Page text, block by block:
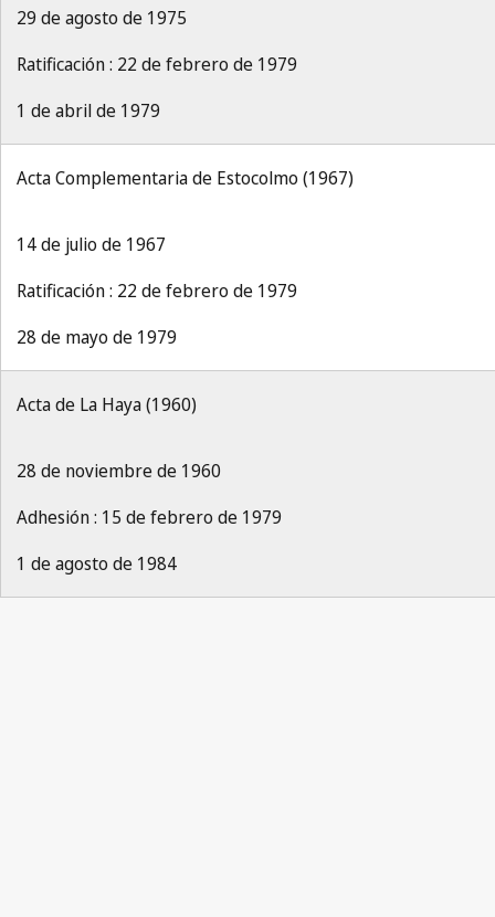
29 de agosto de 1975
Ratificación : 22 de febrero de 1979
1 de abril de 1979
Acta Complementaria de Estocolmo (1967)
14 de julio de 1967
Ratificación : 22 de febrero de 1979
28 de mayo de 1979
Acta de La Haya (1960)
28 de noviembre de 1960
Adhesión : 15 de febrero de 1979
1 de agosto de 1984